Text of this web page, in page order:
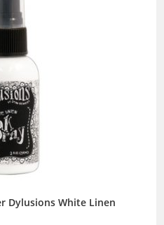
Dylusions White Linen